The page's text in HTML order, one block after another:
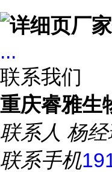
...
联系我们
重庆睿雅生
联系人 杨
联系手机